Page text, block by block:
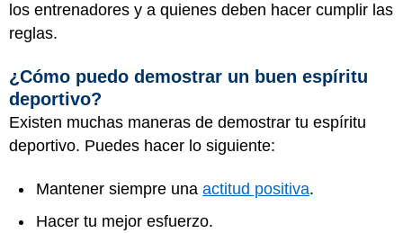
los entrenadores y a quienes deben hacer cumplir las
reglas.
¿Cómo puedo demostrar un buen espíritu
deportivo?
Existen muchas maneras de demostrar tu espíritu
deportivo. Puedes hacer lo siguiente:
Mantener siempre una actitud positiva.
Hacer tu mejor esfuerzo.